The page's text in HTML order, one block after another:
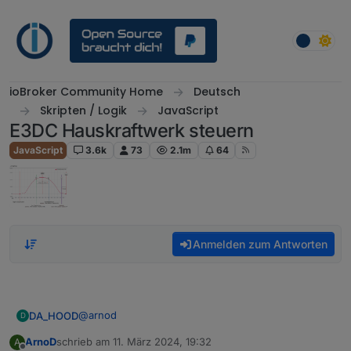
ioBroker Community Home
Deutsch
Skripten / Logik
JavaScript
E3DC Hauskraftwerk steuern
JavaScript 3.6k 73 2.1m 64
Anmelden zum Antworten
D DA_HOOD@arnod
Vielen lieben Dank!
A ArnoDschrieb am 11. März 2024, 19:32